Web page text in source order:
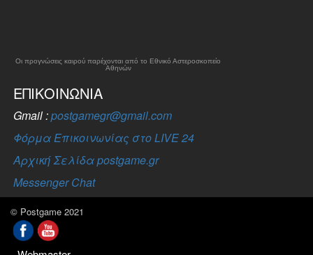
Οι προγνώσεις καιρού παρέχονται από το Εθνικό Αστεροσκοπείο
Αθηνών
ΕΠΙΚΟΙΝΩΝΊΑ
Gmail :postgamegr@gmail.com
Φόρμα Επικοινωνίας στο LIVE 24
Αρχική Σελίδα postgame.gr
Messenger Chat
© Postgame 2021